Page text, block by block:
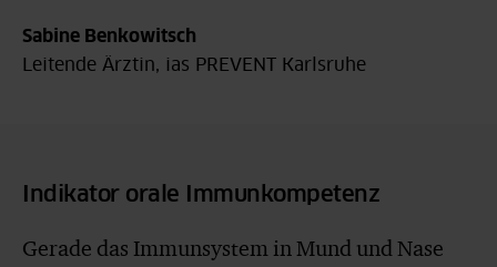
Sabine Benkowitsch
Leitende Ärztin, ias PREVENT Karlsruhe
Indikator orale Immunkompetenz
Gerade das Immunsystem in Mund und Nase